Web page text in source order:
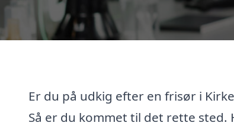
Er du på udkig efter en frisør i
Så er du kommet til det rette sted.